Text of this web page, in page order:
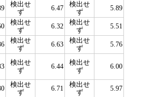
検出せ
ず
6.47
検出せ
ず
5.89
検出せ
ず
6.32
検出せ
ず
5.51
検出せ
ず
6.63
検出せ
ず
5.76
検出せ
ず
6.44
検出せ
ず
6.00
検出せ
ず
6.71
検出せ
ず
5.97